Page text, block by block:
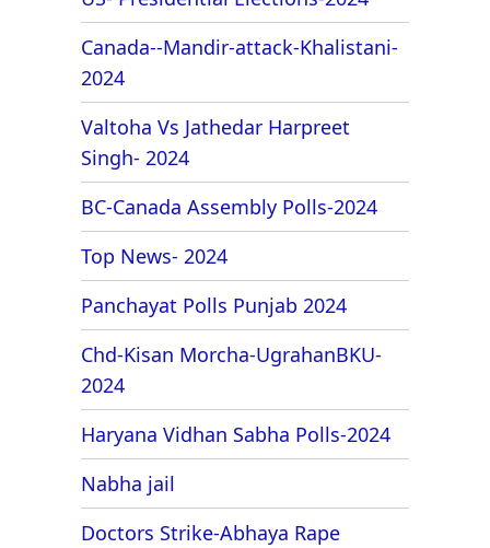
Canada--Mandir-attack-Khalistani-
2024
Valtoha Vs Jathedar Harpreet
Singh- 2024
BC-Canada Assembly Polls-2024
Top News- 2024
Panchayat Polls Punjab 2024
Chd-Kisan Morcha-UgrahanBKU-
2024
Haryana Vidhan Sabha Polls-2024
Nabha jail
Doctors Strike-Abhaya Rape